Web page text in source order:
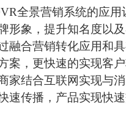
全景营销系统的应用
形象，提升知名度以
融合营销转化应用和
案，更快速的实现客
家结合互联网实现与
速传播，产品实现快速